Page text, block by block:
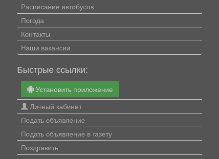
Расписание автобусов
Погода
Контакты
Наши вакансии
Быстрые ссылки:
Установить приложение
Личный кабинет
Подать объявление
Подать объявление в газету
Поздравить